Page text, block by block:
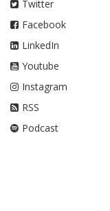
Twitter
Facebook
LinkedIn
Youtube
Instagram
RSS
Podcast